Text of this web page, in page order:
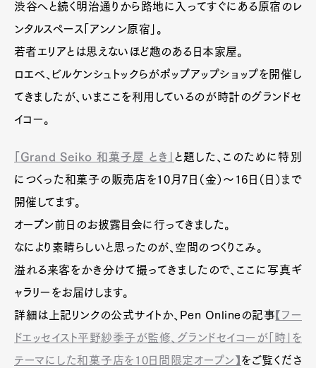
渋谷へと続く明治通りから路地に入ってすぐにある原宿のレ
ンタルスペース「アンノン原宿」。
若者エリアとは思えないほど趣のある日本家屋。
ロエベ、ビルケンシュトックらがポップアップショップを開催し
てきましたが、いまここを利用しているのが時計のグランドセ
イコー。
「Grand Seiko 和菓子屋 とき」 と題した、このために特別
につくった和菓子の販売店を10月7日（金）〜16日（日）まで
開催してます。
オープン前日のお披露目会に行ってきました。
なにより素晴らしいと思ったのが、空間のつくりこみ。
溢れる来客をかき分けて撮ってきましたので、ここに写真ギ
ャラリーをお届けします。
詳細は上記リンクの公式サイトか、Pen Onlineの記事 【フー
ドエッセイスト平野紗季子が監修、グランドセイコーが「時」を
テーマにした和菓子店を10日間限定オープン】 をご覧くださ